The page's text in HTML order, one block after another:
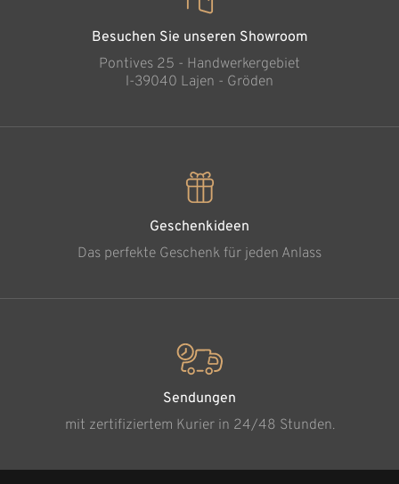
Besuchen Sie unseren Showroom
Pontives 25 - Handwerkergebiet
l-39040 Lajen - Gröden
Geschenkideen
Das perfekte Geschenk für jeden Anlass
Sendungen
mit zertifiziertem Kurier in 24/48 Stunden.